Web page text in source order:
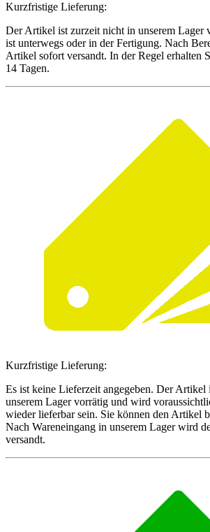
Kurzfristige Lieferung:
Der Artikel ist zurzeit nicht in unserem Lager
ist unterwegs oder in der Fertigung. Nach
Artikel sofort versandt. In der Regel erhalten
14 Tagen.
Kurzfristige Lieferung:
Es ist keine Lieferzeit angegeben. Der Artikel
unserem Lager vorrätig und wird
wieder lieferbar sein. Sie können den Artikel
Nach Wareneingang in unserem Lager wird
versandt.